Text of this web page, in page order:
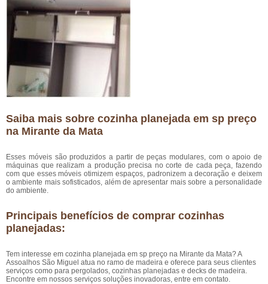
Saiba mais sobre cozinha planejada em sp preço
na Mirante da Mata
Esses móveis são produzidos a partir de peças modulares, com o apoio de
máquinas que realizam a produção precisa no corte de cada peça, fazendo
com que esses móveis otimizem espaços, padronizem a decoração e deixem
o ambiente mais sofisticados, além de apresentar mais sobre a personalidade
do ambiente.
Principais benefícios de comprar cozinhas
planejadas:
Tem interesse em cozinha planejada em sp preço na Mirante da Mata? A
Assoalhos São Miguel atua no ramo de madeira e oferece para seus clientes
serviços como para pergolados, cozinhas planejadas e decks de madeira.
Encontre em nossos serviços soluções inovadoras, entre em contato.